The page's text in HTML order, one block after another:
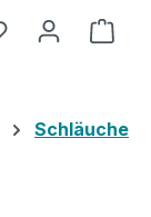
Du hast 0
Schläuche